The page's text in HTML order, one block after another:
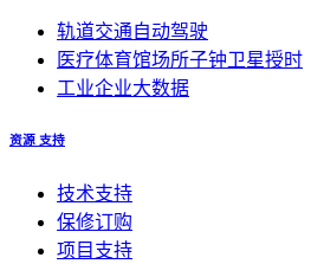
轨道交通自动驾驶
医疗体育馆场所子钟卫星授时
工业企业大数据
资源 支持
技术支持
保修订购
项目支持